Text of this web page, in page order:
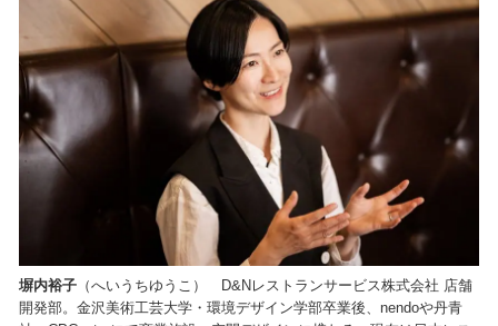
塀内裕子（へいうちゆうこ） D&Nレストランサービス株式会社 店舗
開発部。金沢美術工芸大学・環境デザイン学部卒業後、nendoや丹青